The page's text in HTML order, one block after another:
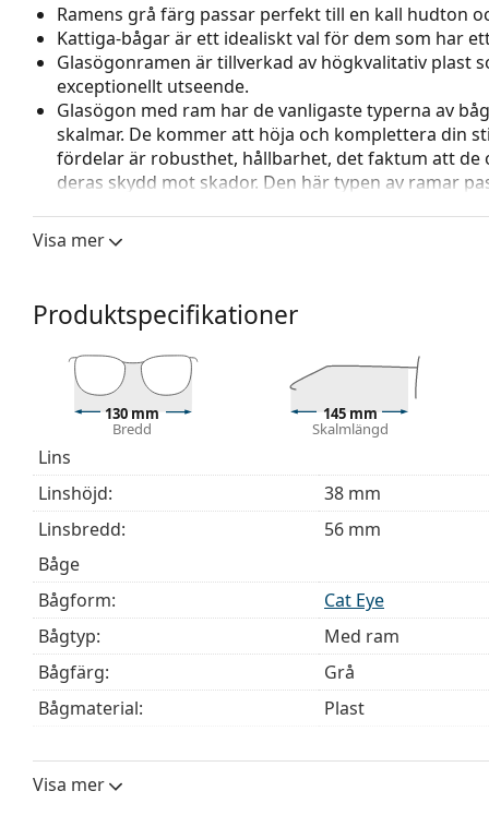
Ramens grå färg passar perfekt till en kall hudton
Kattiga-bågar är ett idealiskt val för dem som har
Glasögonramen är tillverkad av högkvalitativ plast
exceptionellt utseende.
Glasögon med ram har de vanligaste typerna av
skalmar. De kommer att höja och komplettera din
fördelar är robusthet, hållbarhet, det faktum att
deras skydd mot skador. Den här typen av ramar
Tillbehör
Den medföljande putsduken är idealisk för
modeller kan komma med en tygpåse i stället för en
Upptäck helaglasögon sortimentet för att hitta fler
behöver hjälp med att välja ditt par.
Detta är en medicinteknisk produkt. Läs
Visa mer
Produktspecifikationer
130 mm
Bredd
145 mm
Skalmlängd
Lins
Linshöjd:
38 mm
Linsbredd:
56 mm
Båge
Bågform:
Cat Eye
Bågtyp:
Med ram
Bågfärg:
Grå
Bågmaterial:
Plast
Bredd:
Visa mer